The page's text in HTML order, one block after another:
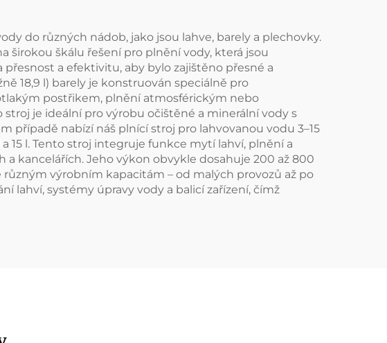
do různých nádob, jako jsou lahve, barely a plechovky.
širokou škálu řešení pro plnění vody, která jsou
a efektivitu, aby bylo zajištěno přesné a
18,9 l) barely je konstruován speciálně pro
postřikem, plnění atmosférickým nebo
je ideální pro výrobu očištěné a minerální vody s
případě nabízí náš plnící stroj pro lahvovanou vodu 3–15
15 l. Tento stroj integruje funkce mytí lahví, plnění a
kancelářích. Jeho výkon obvykle dosahuje 200 až 800
výrobním kapacitám – od malých provozů až po
lahví, systémy úpravy vody a balicí zařízení, čímž